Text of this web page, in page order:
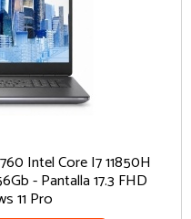
Intel Core I7 11850H
- Pantalla 17.3 FHD
11 Pro